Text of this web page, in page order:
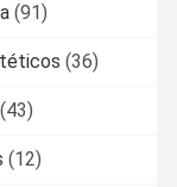
(91)
(36)
(43)
(12)